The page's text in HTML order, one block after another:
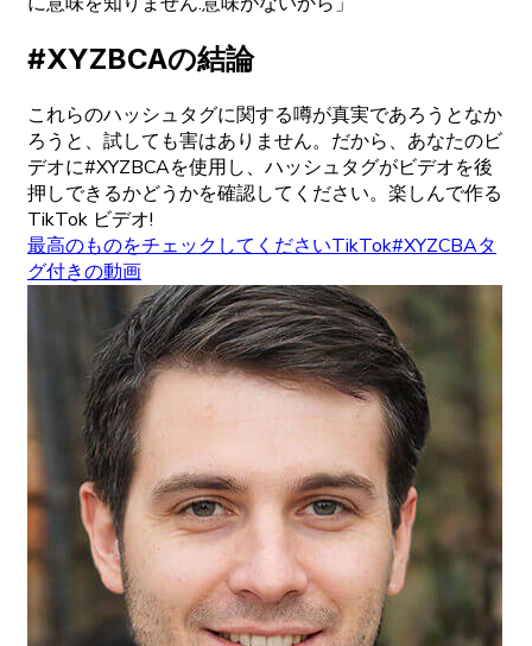
#XYZBCAの結論
これらのハッシュタグに関する噂が真実であろうとなか
ろうと、試しても害はありません。だから、あなたのビ
デオに#XYZBCAを使用し、ハッシュタグがビデオを後
押しできるかどうかを確認してください。楽しんで作る
TikTok ビデオ!
最高のものをチェックしてくださいTikTok#XYZCBAタ
グ付きの動画